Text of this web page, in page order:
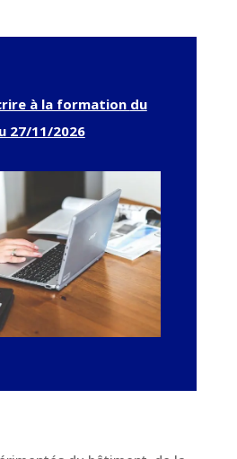
à la formation du
27/11/2026